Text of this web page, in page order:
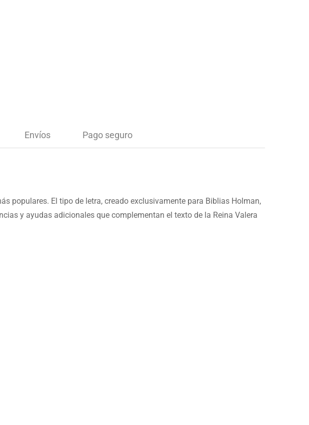
Envíos Pago seguro
populares. El tipo de letra, creado exclusivamente para Biblias Holman,
y ayudas adicionales que complementan el texto de la Reina Valera